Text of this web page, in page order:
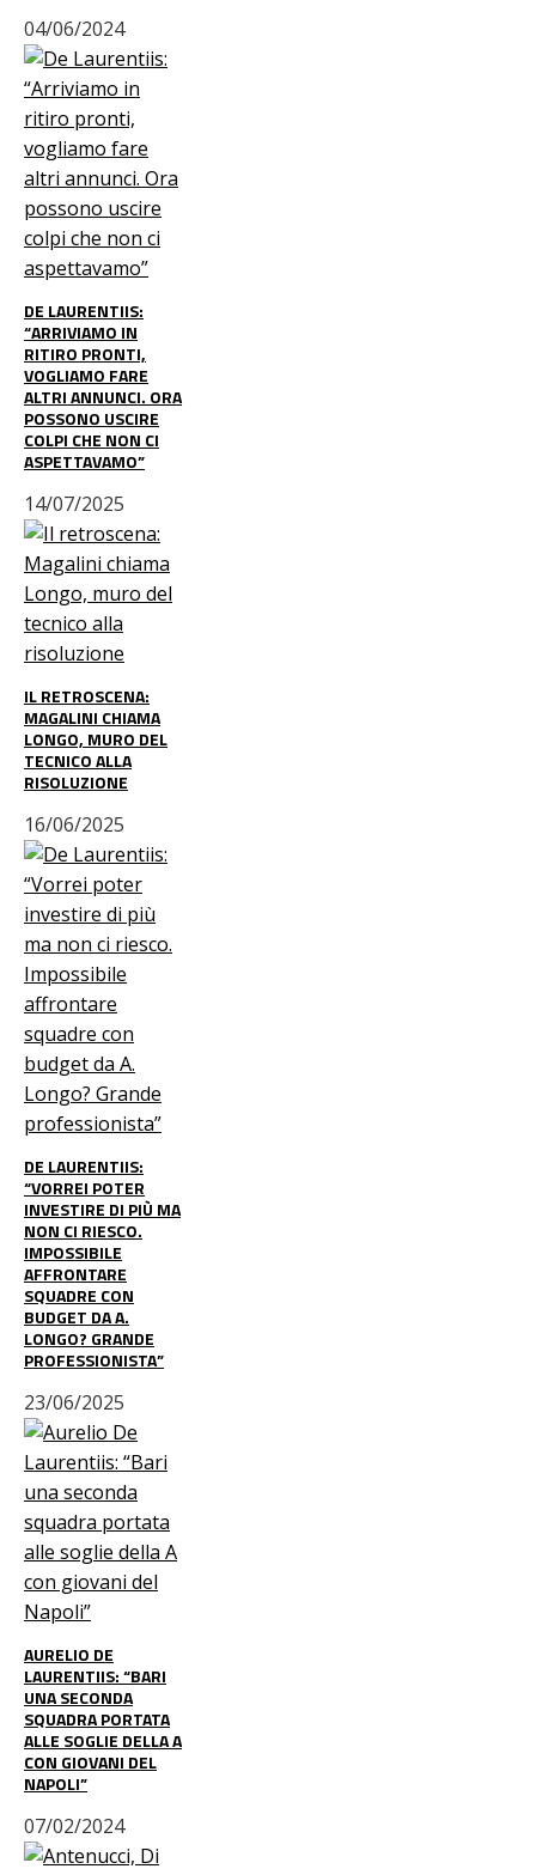
04/06/2024
DE LAURENTIIS:
“ARRIVIAMO IN
RITIRO PRONTI,
VOGLIAMO FARE
ALTRI ANNUNCI. ORA
POSSONO USCIRE
COLPI CHE NON CI
ASPETTAVAMO”
14/07/2025
IL RETROSCENA:
MAGALINI CHIAMA
LONGO, MURO DEL
TECNICO ALLA
RISOLUZIONE
16/06/2025
DE LAURENTIIS:
“VORREI POTER
INVESTIRE DI PIÙ MA
NON CI RIESCO.
IMPOSSIBILE
AFFRONTARE
SQUADRE CON
BUDGET DA A.
LONGO? GRANDE
PROFESSIONISTA”
23/06/2025
AURELIO DE
LAURENTIIS: “BARI
UNA SECONDA
SQUADRA PORTATA
ALLE SOGLIE DELLA A
CON GIOVANI DEL
NAPOLI”
07/02/2024